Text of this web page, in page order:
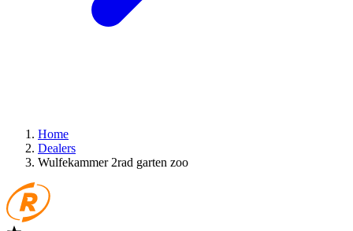
Home
Dealers
Wulfekammer 2rad garten zoo